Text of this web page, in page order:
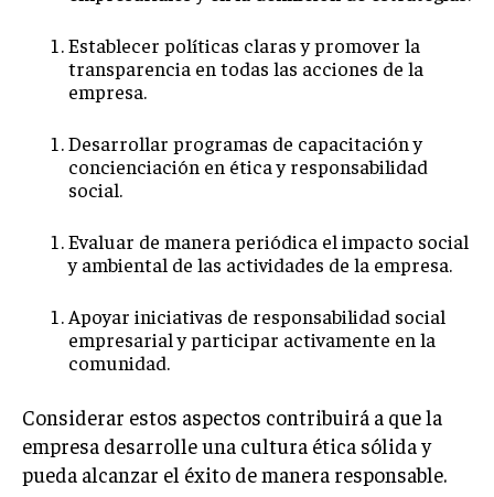
SOCIAL
BLOG
Acerca de Últimas entradas
Isabel Martínez
Hola, soy Isabel Martínez. Enfocada en la gestión
personal y profesional. Me fascina la jardinería,
encontrando similitudes entre el cultivo de las
plantas y el desarrollo del talento humano.
Aparece en periódicos digitales y domina los buscadores,
Infórmate aquí.
Establecer políticas claras y promover la
transparencia en todas las acciones de la
empresa.
Desarrollar programas de capacitación y
concienciación en ética y responsabilidad
social.
Evaluar de manera periódica el impacto social
y ambiental de las actividades de la empresa.
Apoyar iniciativas de responsabilidad social
empresarial y participar activamente en la
comunidad.
Considerar estos aspectos contribuirá a que la
empresa desarrolle una cultura ética sólida y
pueda alcanzar el éxito de manera responsable.